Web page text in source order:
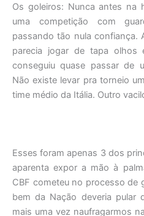
Os goleiros: Nunca antes na
uma competição com
passando tão nula confiança.
parecia jogar de tapa olhos
conseguiu quase passar de
Não existe levar pra torneio
time médio da Itália. Outro
Esses foram apenas 3 dos
aparenta expor a mão à
CBF cometeu no processo de
bem da Nação deveria
mais uma vez naufragarmos